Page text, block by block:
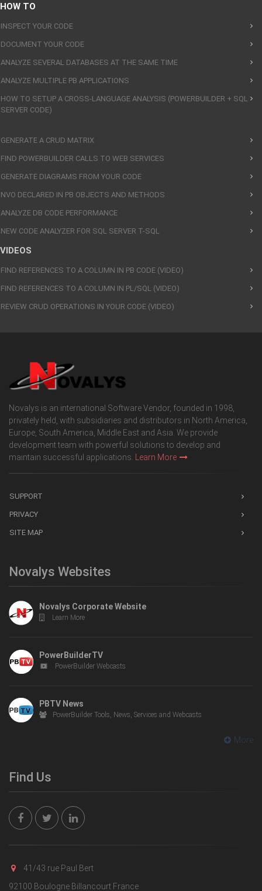
HOW TO
INSPECT YOUR CODE
DOCUMENT YOUR CODE
ANALYZE SEVERAL DATABASES AT THE SAME TIME
ANALYZE MULTIPLE PB APPLICATIONS
HOW TO SETUP A CROSS-LANGUAGE ANALYSIS (POWERBUILDER + SQL
SERVER CODE)
GENERATE A CRUD MATRIX
FIND POWERBUILDER CALLS TO WEB SERVICES
GENERATE DIAGRAMS FROM YOUR CODE
NVO DECLARED IN PB OBJECTS AND METHODS
ANALYZE DB CODE PERFORMANCE
NEW CODE ANALYZER FOR SQL SERVER T-SQL
VIDEOS
FIND REFERENCES TO A COLUMN IN PB CODE (VIDEO)
FIND REFERENCES TO A COLUMN IN PL/SQL (VIDEO)
REVIEW CRUD OPERATIONS IN YOUR CODE (VIDEO)
Novalys is an international Software Vendor, founded in 1998,
privately held, with subsidiaries and distributors in North America,
Europe, South America, Middle East and Asia. We provide
development team with powerful solutions to develop and
maintain successful applications.
Learn More
SUPPORT
PRIVACY
SITE MAP
Novalys Websites
Novalys Corporate Website
Learn More
PowerBuilderTV
PowerBuilder Webcasts
PBTV News
PowerBuilder Tools, News, Services and Webcasts
More
Find Us
41/43 rue Paul Bert
92100 Boulogne Billancourt France